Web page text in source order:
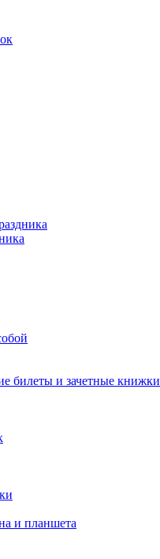
билеты и зачетные книжки
и планшета